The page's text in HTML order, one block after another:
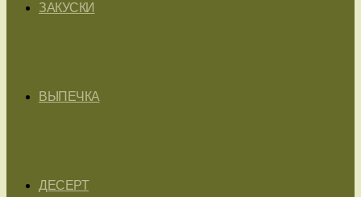
ЗАКУСКИ
ВЫПЕЧКА
ДЕСЕРТ